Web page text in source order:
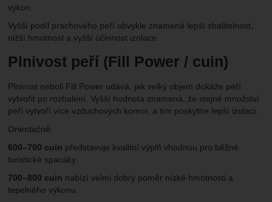
výkon.
Vyšší podíl prachového peří obvykle znamená lepší sbalitelnost,
nižší hmotnost a vyšší účinnost izolace.
Plnivost peří (Fill Power / cuin)
Plnivost neboli Fill Power udává, jak velký objem dokáže peří
vytvořit po rozbalení. Vyšší hodnota znamená, že stejné množství
peří vytvoří více vzduchových komor, a tím poskytne lepší izolaci.
Orientačně:
600–700 cuin představuje kvalitní výplň vhodnou pro běžné
turistické spacáky.
700–800 cuin nabízí velmi dobrý poměr nízké hmotnosti a
tepelného výkonu.